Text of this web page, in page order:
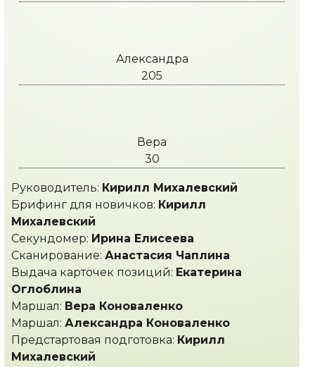
Александра
205
Вера
30
Руководитель: Кирилл Михалевский
Брифинг для новичков: Кирилл
Михалевский
Секундомер: Ирина Елисеева
Сканирование: Анастасия Чаплина
Выдача карточек позиций: Екатерина
Оглоблина
Маршал: Вера Коноваленко
Маршал: Александра Коноваленко
Предстартовая подготовка: Кирилл
Михалевский